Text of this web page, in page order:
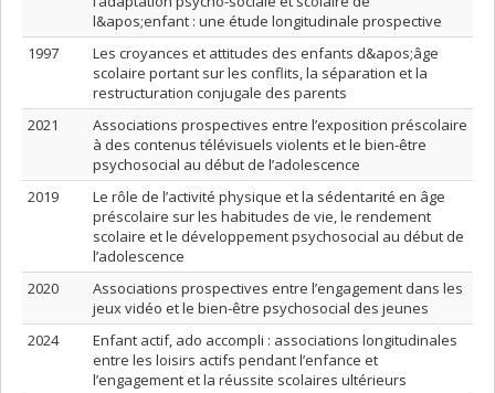
l&apos;enfant : une étude longitudinale prospective
1997
Les croyances et attitudes des enfants d&apos;âge
scolaire portant sur les conflits, la séparation et la
restructuration conjugale des parents
2021
Associations prospectives entre l’exposition préscolaire
à des contenus télévisuels violents et le bien-être
psychosocial au début de l’adolescence
2019
Le rôle de l’activité physique et la sédentarité en âge
préscolaire sur les habitudes de vie, le rendement
scolaire et le développement psychosocial au début de
l’adolescence
2020
Associations prospectives entre l’engagement dans les
jeux vidéo et le bien-être psychosocial des jeunes
2024
Enfant actif, ado accompli : associations longitudinales
entre les loisirs actifs pendant l’enfance et
l’engagement et la réussite scolaires ultérieurs